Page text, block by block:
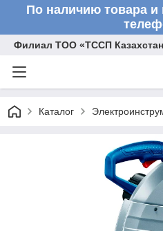
По наличию товара и
Филиал ТОО «ТССП
Каталог